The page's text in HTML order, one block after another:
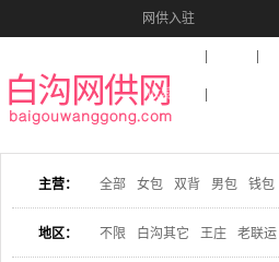
网供入驻
收藏本站
主营： 全部 女包 双背 男包 钱包
地区： 不限 白沟其它 王庄 老联运